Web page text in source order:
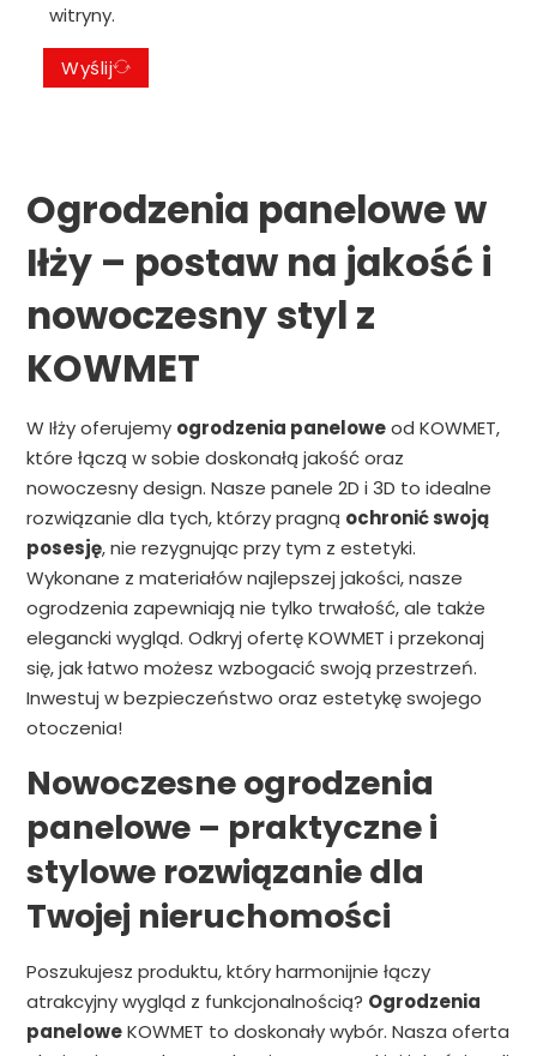
witryny.
Wyślij
Ogrodzenia panelowe w
Iłży – postaw na jakość i
nowoczesny styl z
KOWMET
W Iłży oferujemy ogrodzenia paneloweod KOWMET,
które łączą w sobie doskonałą jakość oraz
nowoczesny design. Nasze panele 2D i 3D to idealne
rozwiązanie dla tych, którzy pragną ochronić swoją
posesję, nie rezygnując przy tym z estetyki.
Wykonane z materiałów najlepszej jakości, nasze
ogrodzenia zapewniają nie tylko trwałość, ale także
elegancki wygląd. Odkryj ofertę KOWMET i przekonaj
się, jak łatwo możesz wzbogacić swoją przestrzeń.
Inwestuj w bezpieczeństwo oraz estetykę swojego
otoczenia!
Nowoczesne ogrodzenia
panelowe – praktyczne i
stylowe rozwiązanie dla
Twojej nieruchomości
Poszukujesz produktu, który harmonijnie łączy
atrakcyjny wygląd z funkcjonalnością? Ogrodzenia
paneloweKOWMET to doskonały wybór. Nasza oferta